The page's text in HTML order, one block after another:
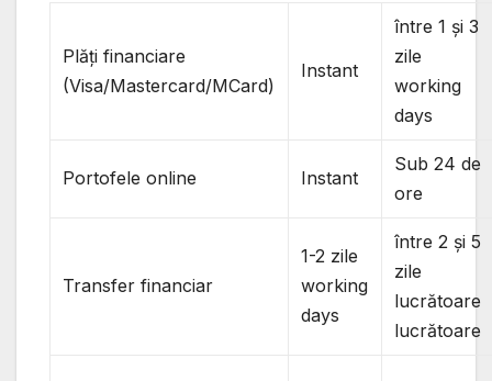
Plăți financiare
(Visa/Mastercard/MCard)
Instant
între 1 și 3
zile
working
days
Portofele online Instant
Sub 24 de
ore
Transfer financiar
1-2 zile
working
days
între 2 și 5
zile
lucrătoare
lucrătoare